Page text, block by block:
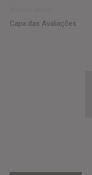
Capa das Avaliações